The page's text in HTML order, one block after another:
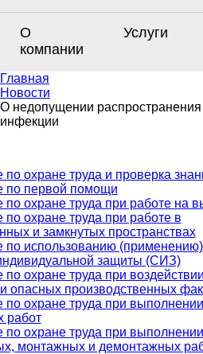
О
компании
Услуги
Главная
Новости
О недопущении распространения
инфекции
по охране труда и проверка
по первой помощи
по охране труда при работе на
по охране труда при работе в
и замкнутых пространствах
по использованию (применению)
защиты (СИЗ)
по охране труда при воздействии
опасных производственных
по охране труда при выполнении
работ
по охране труда при выполнении
монтажных и демонтажных